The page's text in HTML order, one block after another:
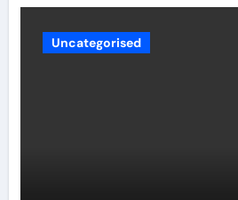
Uncategorised